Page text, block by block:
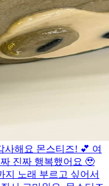
사해요 몬스티즈! 💕 여
진짜 행복했어요 🥹
지 노래 부르고 싶어서